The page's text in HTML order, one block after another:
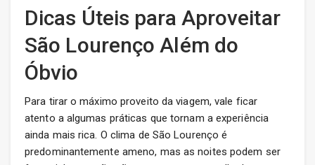
Dicas Úteis para Aproveitar
São Lourenço Além do
Óbvio
Para tirar o máximo proveito da viagem, vale ficar
atento a algumas práticas que tornam a experiência
ainda mais rica. O clima de São Lourenço é
predominantemente ameno, mas as noites podem ser